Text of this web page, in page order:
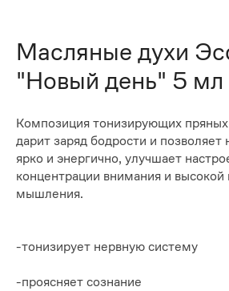
Масляные духи
"Новый день" 5 мл
Композиция тонизирующих
дарит заряд бодрости и позволяет
ярко и энергично, улучшает
концентрации внимания и высокой
мышления.
-тонизирует нервную систему
-проясняет сознание